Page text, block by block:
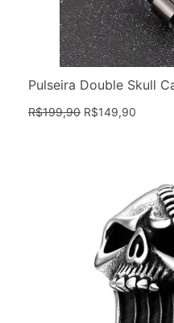
Pulseira Double Skull
R$199,90 R$149,90